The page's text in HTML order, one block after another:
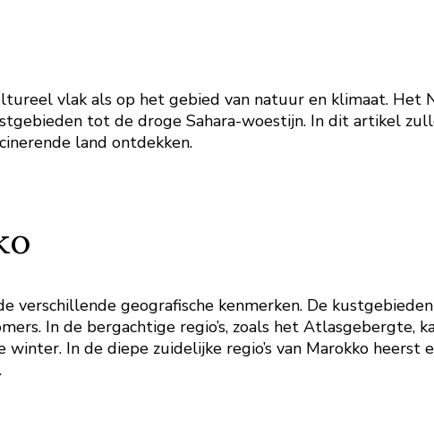
vlak als op het gebied van natuur en klimaat. Het
tot de droge Sahara-woestijn. In dit artikel
land ontdekken.
verschillende geografische kenmerken. De
In de bergachtige regio’s, zoals het Atlasgebergte,
In de diepe zuidelijke regio’s van Marokko